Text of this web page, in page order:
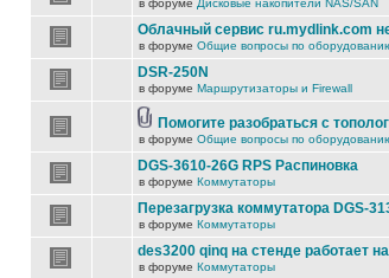
в форуме Дисковые накопители NAS/SAN
Облачный сервис ru.mydlink.com
в форуме Общие вопросы по
DSR-250N
в форуме Маршрутизаторы и Firewall
Помогите разобраться с
в форуме Общие вопросы по
DGS-3610-26G RPS Распиновка
в форуме Коммутаторы
Перезагрузка коммутатора DGS-
в форуме Коммутаторы
des3200 qinq на стенде работает
в форуме Коммутаторы